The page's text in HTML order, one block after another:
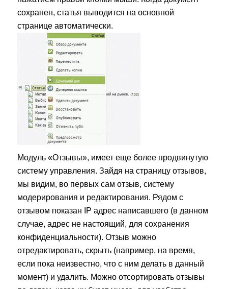
сохранен, статья выводится на основной
странице автоматически.
Модуль «Отзывы», имеет еще более продвинутую
систему управления. Зайдя на страницу отзывов,
мы видим, во первых сам отзыв, систему
модерирования и редактирования. Рядом с
отзывом показан IP адрес написавшего (в данном
случае, адрес не настоящий, для сохранения
конфиденциальности). Отзыв можно
отредактировать, скрыть (например, на время,
если пока неизвестно, что с ним делать в данный
момент) и удалить. Можно отсортировать отзывы